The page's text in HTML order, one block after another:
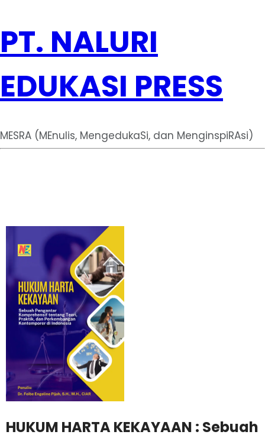
PT. NALURI
EDUKASI PRESS
MESRA (MEnulis, MengedukaSi, dan MenginspiRAsi)
HUKUM HARTA KEKAYAAN : Sebuah